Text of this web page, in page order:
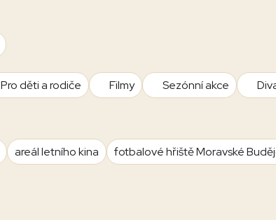
Pro děti a rodiče Filmy Sezónní akce
areál letního kina
fotbalové hřiště Moravské